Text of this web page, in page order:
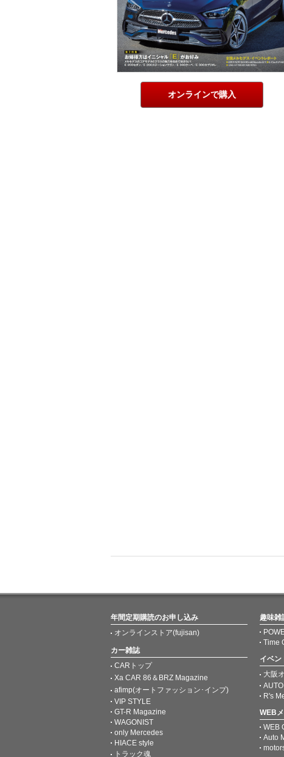
オンラインで購入
年間定期購読のお申し込み
オンラインストア(fujisan)
カー雑誌
CARトップ
Xa CAR 86＆BRZ Magazine
afimp(オートファッション･インプ)
VIP STYLE
GT-R Magazine
WAGONIST
only Mercedes
HIACE style
トラック魂
趣味雑
Time
イベン
大阪
R's
WEB
WEB
Auto